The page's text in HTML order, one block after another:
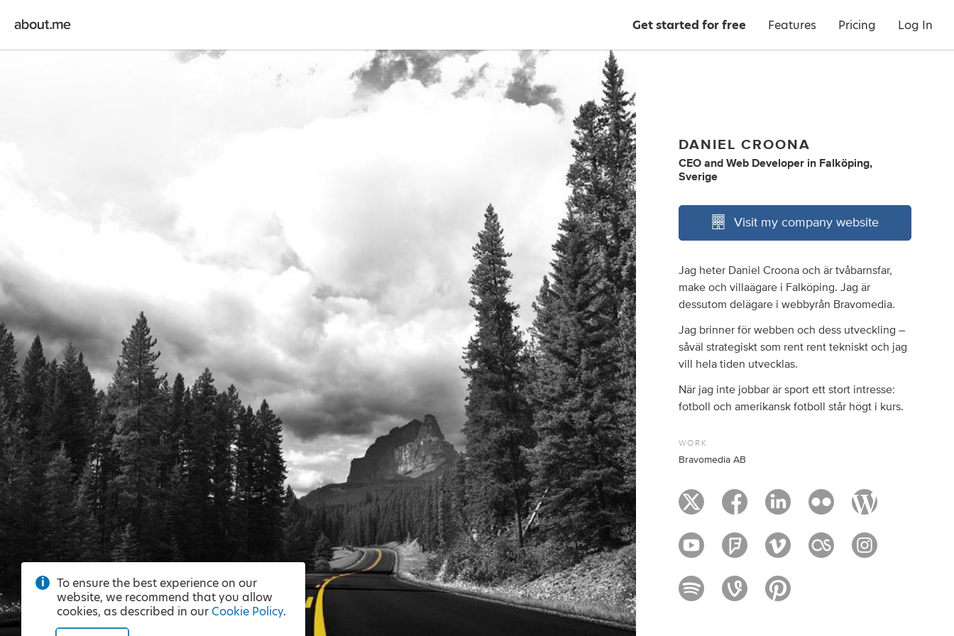
Get started for free Features Pricing Log In
DANIEL CROONA
CEO andWeb Developer in Falköping,
Sverige
Visit my company website
Jag heter Daniel Croona och är tvåbarnsfar,
make och villaägare i Falköping. Jag är
dessutom delägare i webbyrån Bravomedia.
Jag brinner för webben och dess utveckling –
såväl strategiskt som rent rent tekniskt och jag
vill hela tiden utvecklas.
När jag inte jobbar är sport ett stort intresse:
fotboll och amerikansk fotboll står högt i kurs.
WORK
Bravomedia AB
To ensure the best experience on our
website, we recommend that you allow
cookies, as described in our Cookie Policy.